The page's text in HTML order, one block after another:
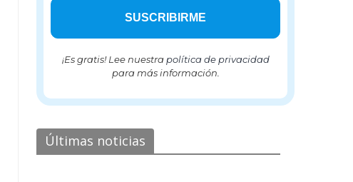
¡Es gratis! Lee nuestra política de privacidad
para más información.
Últimas noticias